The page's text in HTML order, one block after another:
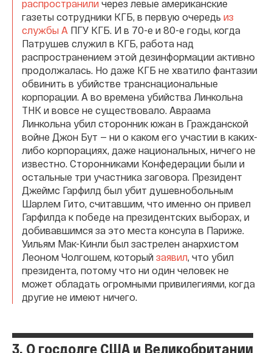
распространили через левые американские
газеты сотрудники КГБ, в первую очередь из
службы А ПГУ КГБ. И в 70-е и 80-е годы, когда
Патрушев служил в КГБ, работа над
распространением этой дезинформации активно
продолжалась. Но даже КГБ не хватило фантазии
обвинить в убийстве транснациональные
корпорации. А во времена убийства Линкольна
ТНК и вовсе не существовало. Авраама
Линкольна убил сторонник южан в Гражданской
войне Джон Бут — ни о каком его участии в каких-
либо корпорациях, даже национальных, ничего не
известно. Сторонниками Конфедерации были и
остальные три участника заговора. Президент
Джеймс Гарфилд был убит душевнобольным
Шарлем Гито, считавшим, что именно он привел
Гарфилда к победе на президентских выборах, и
добивавшимся за это места консула в Париже.
Уильям Мак-Кинли был застрелен анархистом
Леоном Чолгошем, который заявил, что убил
президента, потому что ни один человек не
может обладать огромными привилегиями, когда
другие не имеют ничего.
3. О госдолге США и Великобритании